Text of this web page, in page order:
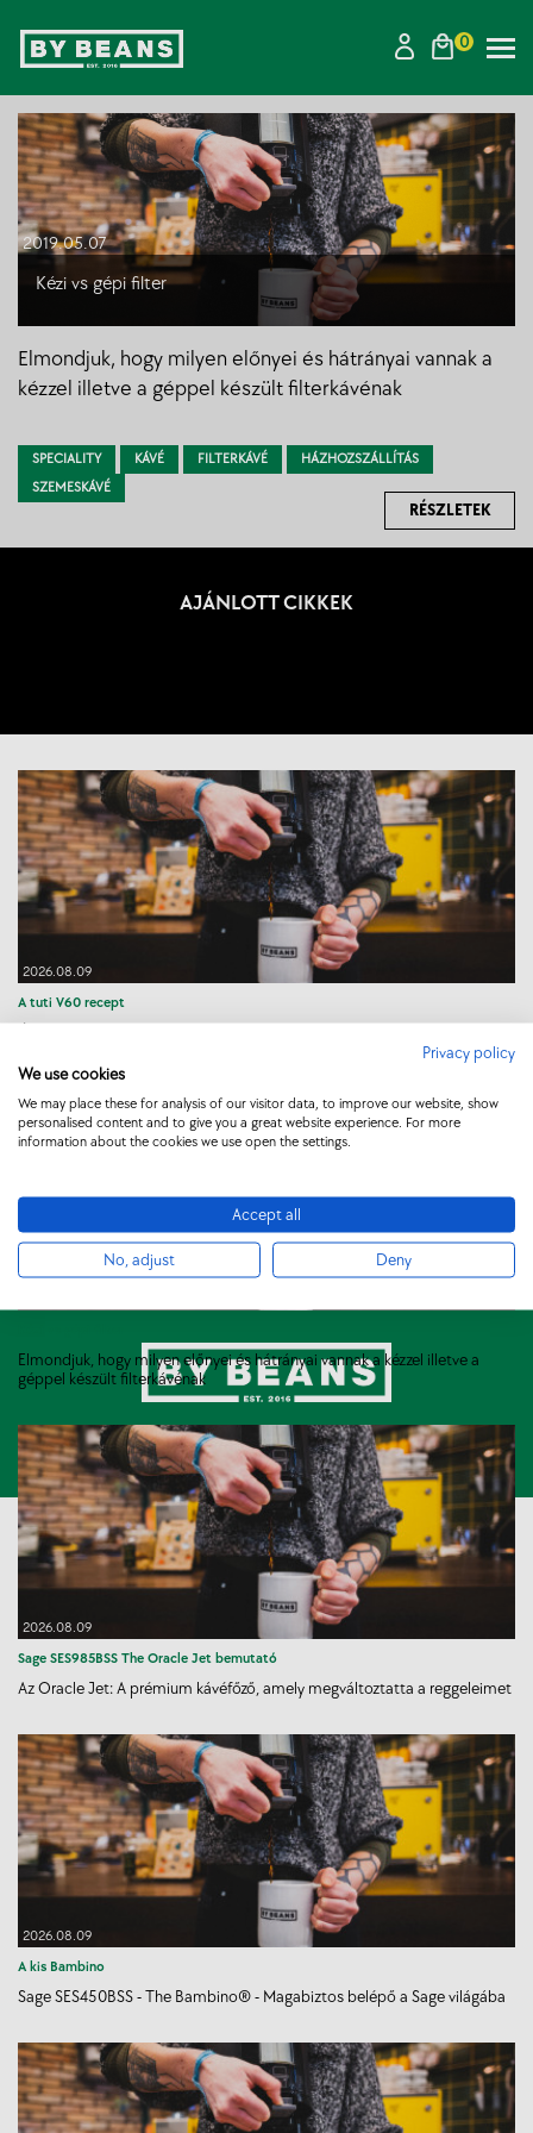
0
2019.05.07
Kézi vs gépi filter
Elmondjuk, hogy milyen előnyei és hátrányai vannak a
kézzel illetve a géppel készült filterkávénak
SPECIALITY KÁVÉ FILTERKÁVÉ
HÁZHOZSZÁLLÍTÁS
SZEMESKÁVÉ
RÉSZLETEK
AJÁNLOTT CIKKEK
2026.08.09
A tuti V60 recept
Elmondjuk, hogy milyen előnyei és hátrányai vannak a kézzel illetve a
géppel készült filterkávénak
2026.08.09
Sage SES985BSS The Oracle Jet bemutató
Az Oracle Jet: A prémium kávéfőző, amely megváltoztatta a reggeleimet
2026.08.09
A kis Bambino
Sage SES450BSS - The Bambino® - Magabiztos belépő a Sage világába
Webshop Bányai Farmok Kávézók Rólunk
Blog
Visszatérítési szabályzat
Hírlevél
ÁSZF
Szállítás/Kontakt
Elállási jog Adatvédelem
Privacy policy
We use cookies
We may place these for analysis of our visitor data, to improve our website, show
personalised content and to give you a great website experience. For more
information about the cookies we use open the settings.
Accept all
No, adjust Deny